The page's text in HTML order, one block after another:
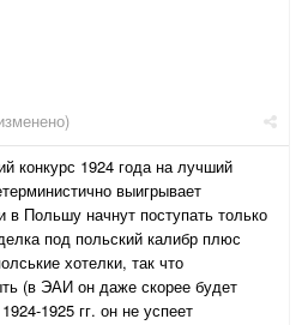
конкурс 1924 года на лучший
выигрывает
Польшу начнут поступать только
под польский калибр плюс
хотелки, так что
(в ЭАИ он даже скорее будет
1925 гг. он не успеет